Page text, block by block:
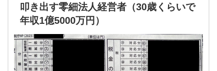
叩き出す零細法人経営者（30歳くらいで
年収1億5000万円）